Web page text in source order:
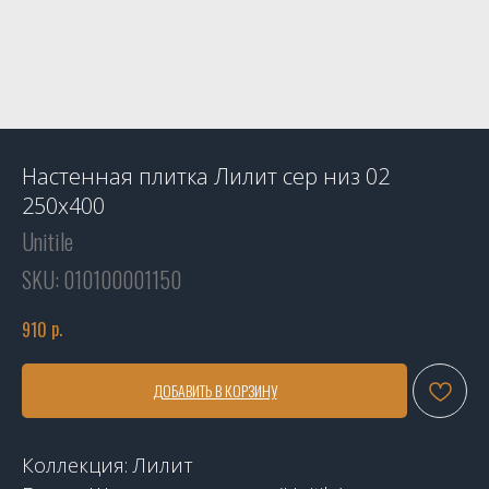
Настенная плитка Лилит сер низ 02
250х400
Unitile
SKU: 010100001150
910 р.
ДОБАВИТЬ В КОРЗИНУ
Коллекция: Лилит